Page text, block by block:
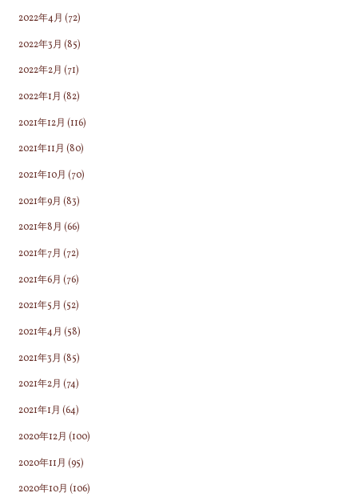
2022年4月 (72)
2022年3月 (85)
2022年2月 (71)
2022年1月 (82)
2021年12月 (116)
2021年11月 (80)
2021年10月 (70)
2021年9月 (83)
2021年8月 (66)
2021年7月 (72)
2021年6月 (76)
2021年5月 (52)
2021年4月 (58)
2021年3月 (85)
2021年2月 (74)
2021年1月 (64)
2020年12月 (100)
2020年11月 (95)
2020年10月 (106)